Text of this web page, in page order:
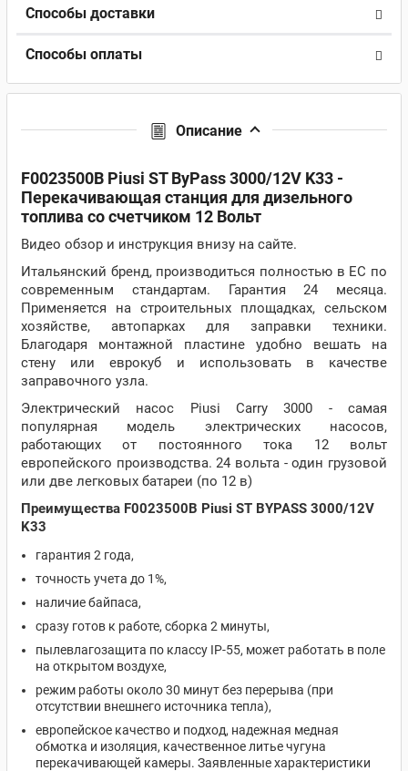
Способы доставки
Способы оплаты
Описание
F0023500B Piusi ST ByPass 3000/12V K33 -
Перекачивающая станция для дизельного
топлива со счетчиком 12 Вольт
Видео обзор и инструкция внизу на сайте.
Итальянский бренд, производиться полностью в ЕС по
современным стандартам. Гарантия 24 месяца.
Применяется на строительных площадках, сельском
хозяйстве, автопарках для заправки техники.
Благодаря монтажной пластине удобно вешать на
стену или еврокуб и использовать в качестве
заправочного узла.
Электрический насос Piusi Carry 3000 - самая
популярная модель электрических насосов,
работающих от постоянного тока 12 вольт
европейского производства. 24 вольта - один грузовой
или две легковых батареи (по 12 в)
Преимущества F0023500B Piusi ST BYPASS 3000/12V
K33
гарантия 2 года,
точность учета до 1%,
наличие байпаса,
сразу готов к работе, сборка 2 минуты,
пылевлагозащита по классу IP-55, может работать в поле
на открытом воздухе,
режим работы около 30 минут без перерыва (при
отсутствии внешнего источника тепла),
европейское качество и подход, надежная медная
обмотка и изоляция, качественное литье чугуна
перекачивающей камеры. Заявленные характеристики